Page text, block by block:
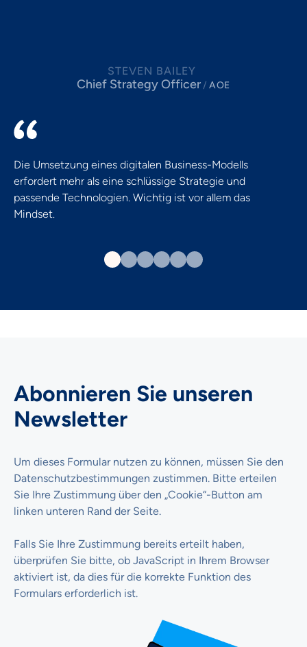
STEVEN BAILEY
Chief Strategy Officer/ AOE
Die Umsetzung eines digitalen Business-Modells
erfordert mehr als eine schlüssige Strategie und
passende Technologien. Wichtig ist vor allem das
Mindset.
Abonnieren Sie unseren
Newsletter
Um dieses Formular nutzen zu können, müssen Sie den
Datenschutzbestimmungen zustimmen. Bitte erteilen
Sie Ihre Zustimmung über den „Cookie“-Button am
linken unteren Rand der Seite.
Falls Sie Ihre Zustimmung bereits erteilt haben,
überprüfen Sie bitte, ob JavaScript in Ihrem Browser
aktiviert ist, da dies für die korrekte Funktion des
Formulars erforderlich ist.